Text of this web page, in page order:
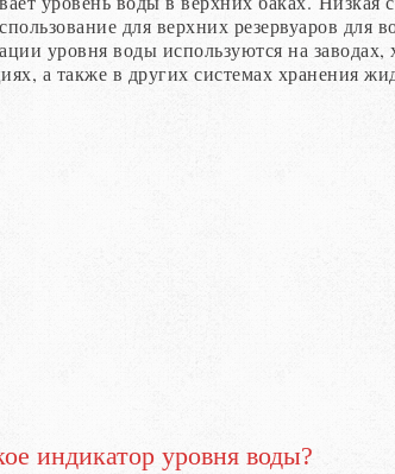
для верхних резервуаров для
уровня воды используются на
а также в других системах хранения
индикатор уровня воды?